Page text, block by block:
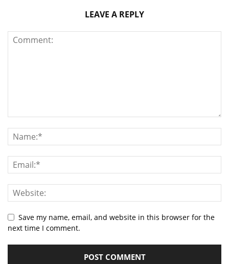
LEAVE A REPLY
Save my name, email, and website in this browser for the
next time I comment.